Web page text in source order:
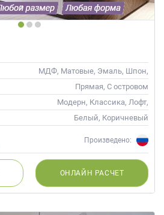
МДФ, Матовые, Эмаль, Шпон,
Глянцевые
Прямая, С островом
Модерн, Классика, Лофт,
Скандинавский, Неоклассика,
Современные
Белый, Коричневый
Произведено:
ОНЛАЙН РАСЧЕТ